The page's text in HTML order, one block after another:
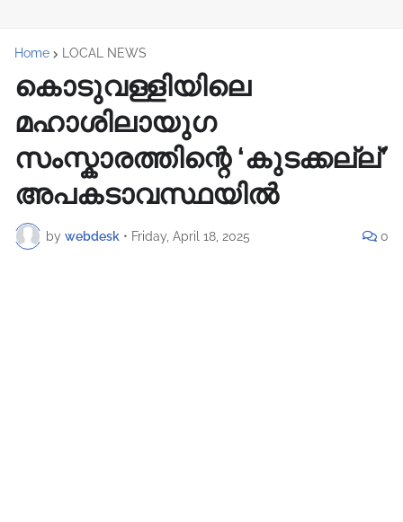
Home LOCAL NEWS
കൊടുവള്ളിയിലെ
മഹാശിലായുഗ
സംസ്കാരത്തിന്റെ ‘കുടക്കല്ല്’
അപകടാവസ്ഥയിൽ
by webdesk • Friday, April 18, 2025 0